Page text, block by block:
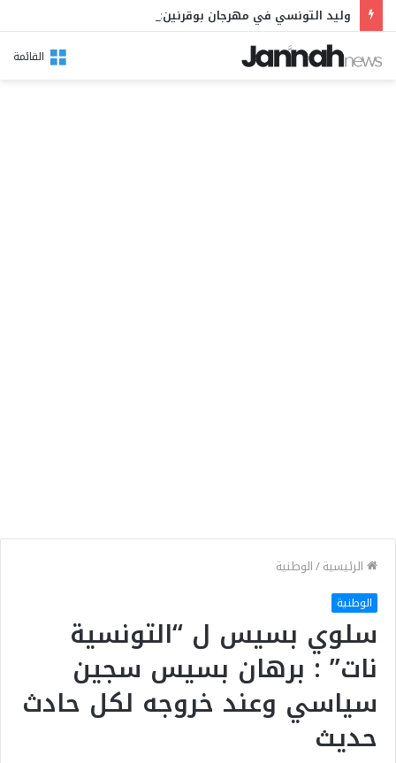
القائمة
الرئيسية/الوطنية
الوطنية
سلوي بسيس ل “التونسية
نات” : برهان بسيس سجين
سياسي وعند خروجه لكل حادث
حديث